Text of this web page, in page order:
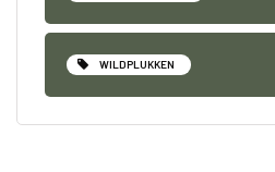
WILDPLUKKEN